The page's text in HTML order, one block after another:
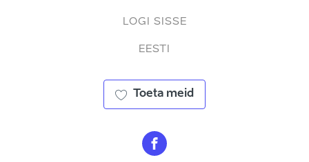
LOGI SISSE
EESTI
Toeta meid